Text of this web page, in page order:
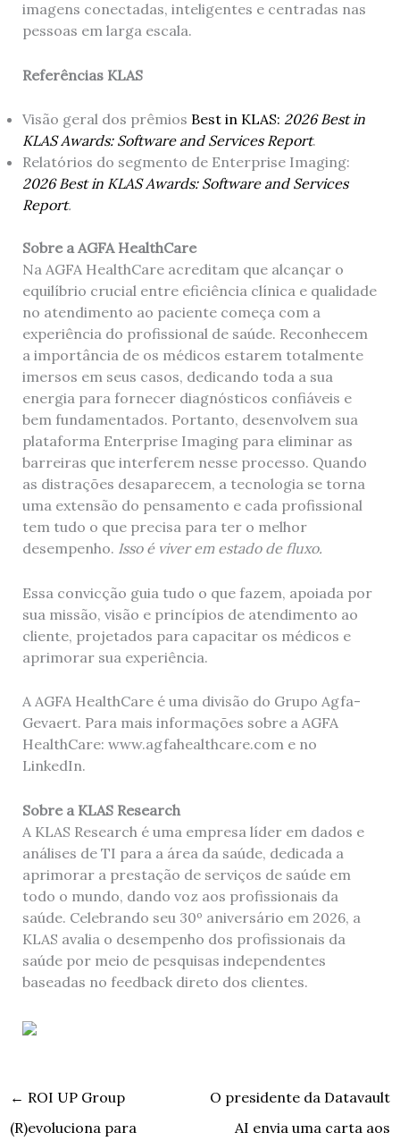
imagens conectadas, inteligentes e centradas nas
pessoas em larga escala.
Referências KLAS
Visão geral dos prêmios Best in KLAS: 2026 Best in
KLAS Awards: Software and Services Report.
Relatórios do segmento de Enterprise Imaging:
2026 Best in KLAS Awards: Software and Services
Report.
Sobre a AGFA HealthCare
Na AGFA HealthCare acreditam que alcançar o
equilíbrio crucial entre eficiência clínica e qualidade
no atendimento ao paciente começa com a
experiência do profissional de saúde. Reconhecem
a importância de os médicos estarem totalmente
imersos em seus casos, dedicando toda a sua
energia para fornecer diagnósticos confiáveis ​​e
bem fundamentados. Portanto, desenvolvem sua
plataforma Enterprise Imaging para eliminar as
barreiras que interferem nesse processo. Quando
as distrações desaparecem, a tecnologia se torna
uma extensão do pensamento e cada profissional
tem tudo o que precisa para ter o melhor
desempenho. Isso é viver em estado de fluxo.
Essa convicção guia tudo o que fazem, apoiada por
sua missão, visão e princípios de atendimento ao
cliente, projetados para capacitar os médicos e
aprimorar sua experiência.
A AGFA HealthCare é uma divisão do Grupo Agfa-
Gevaert. Para mais informações sobre a AGFA
HealthCare: www.agfahealthcare.com e no
LinkedIn.
Sobre a KLAS Research
A KLAS Research é uma empresa líder em dados e
análises de TI para a área da saúde, dedicada a
aprimorar a prestação de serviços de saúde em
todo o mundo, dando voz aos profissionais da
saúde. Celebrando seu 30º aniversário em 2026, a
KLAS avalia o desempenho dos profissionais da
saúde por meio de pesquisas independentes
baseadas no feedback direto dos clientes.
← ROI UP Group
(R)evoluciona para
O presidente da Datavault
AI envia uma carta aos